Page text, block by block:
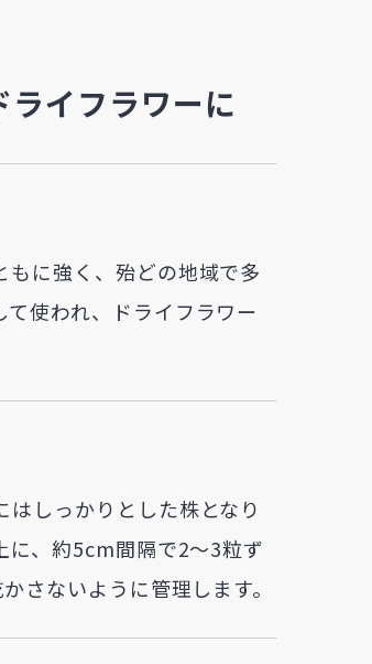
イフラワーに
に強く、殆どの地域で多
使われ、ドライフラワー
しっかりとした株となり
に、約5cm間隔で2～3粒ず
さないように管理します。